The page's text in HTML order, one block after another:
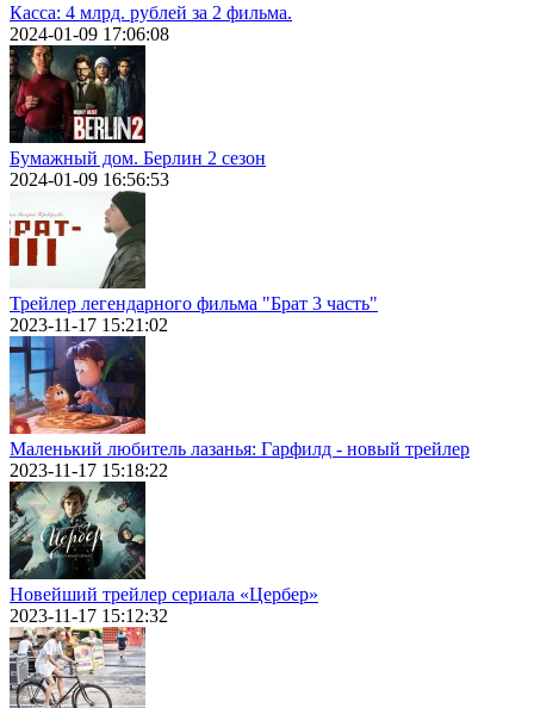
Касса: 4 млрд. рублей за 2 фильма.
2024-01-09 17:06:08
Бумажный дом. Берлин 2 сезон
2024-01-09 16:56:53
Трейлер легендарного фильма "Брат 3 часть"
2023-11-17 15:21:02
Маленький любитель лазанья: Гарфилд - новый трейлер
2023-11-17 15:18:22
Новейший трейлер сериала «Цербер»
2023-11-17 15:12:32